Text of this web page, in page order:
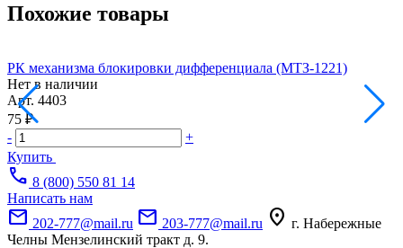
Похожие товары
РК механизма блокировки дифференциала (МТЗ-1221)
Нет в наличии
Арт. 4403
75 ₽
-
+
Купить
call 8 (800) 550 81 14
Написать нам
mail 202-777@mail.ru mail 203-777@mail.ru location_on г. Набережные
Челны Мензелинский тракт д. 9.